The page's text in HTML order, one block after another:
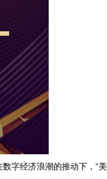
字经济浪潮的推动下，“